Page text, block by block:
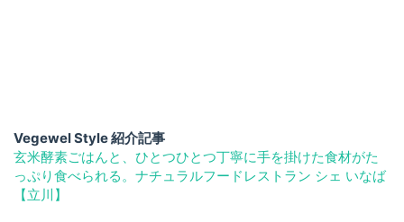
Vegewel Style 紹介記事
玄米酵素ごはんと、ひとつひとつ丁寧に手を掛けた食材がた
っぷり食べられる。ナチュラルフードレストラン シェ いなば
【立川】